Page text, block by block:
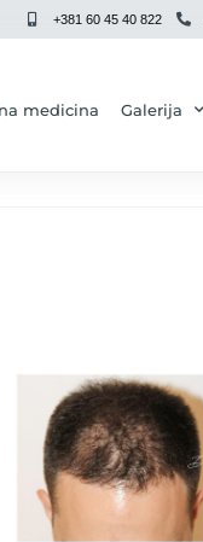
+381 60 45 40 822
medicina Galerija